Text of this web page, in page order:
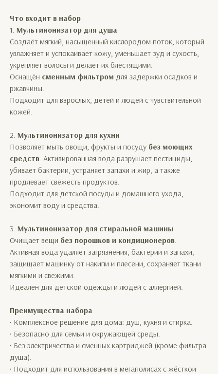
Что входит в набор
1. Мультиионизатор для душа
Создаёт мягкий, насыщенный кислородом поток, который
увлажняет и успокаивает кожу, уменьшает зуд и сухость,
укрепляет волосы и делает их блестящими.
Оснащён сменным фильтром для задержки осадков и
ржавчины.
Подходит для взрослых, детей и людей с чувствительной
кожей.
2. Мультиионизатор для кухни
Позволяет мыть овощи, фрукты и посуду без моющих
средств. Активированная вода разрушает пестициды,
убивает бактерии, устраняет запахи и жир, а также
продлевает свежесть продуктов.
Подходит для детской посуды и домашнего ухода,
экономит воду и средства.
3. Мультиионизатор для стиральной машины
Очищает вещи без порошков и кондиционеров.
Активная вода удаляет загрязнения, бактерии и запахи,
защищает машинку от накипи и плесени, сохраняет ткани
мягкими и свежими.
Идеален для детской одежды и людей с аллергией.
Преимущества набора
• Комплексное решение для дома: душ, кухня и стирка.
• Безопасно для семьи и окружающей среды.
• Без электричества и сменных картриджей (кроме фильтра
душа).
• Подходит для использования в мегаполисах с жёсткой